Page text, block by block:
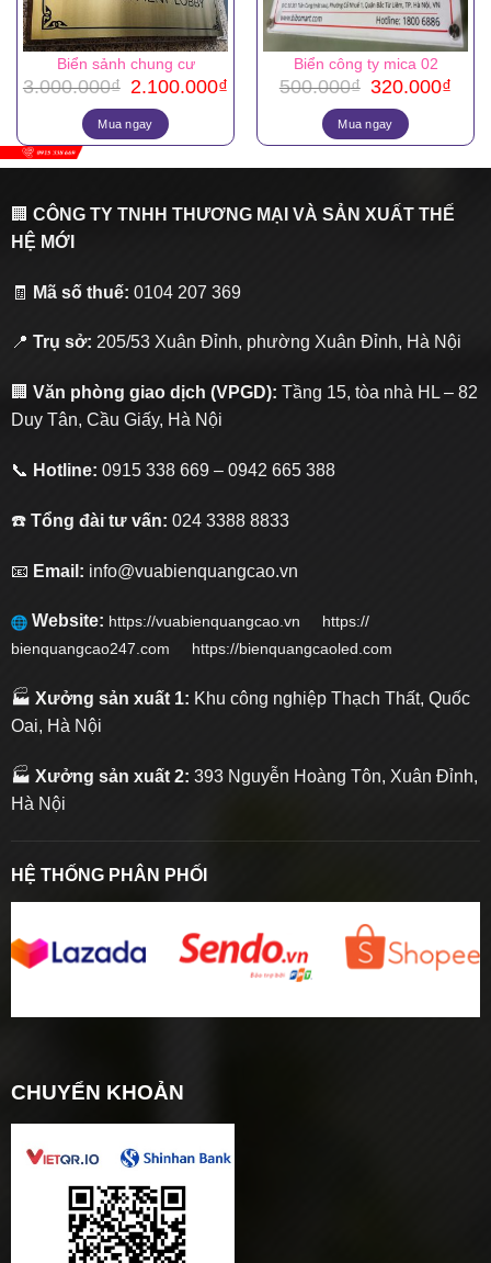
Biển sảnh chung cư
3.000.000₫ Giá
gốc
là:
3.000.000₫.
2.100.000₫
là:
2.100.000₫.
Mua ngay
Biển công ty mica 02
500.000₫ Giá
gốc
là:
500.000₫.
320.000₫
là:
Mua ngay
🏢 CÔNG TY TNHH THƯƠNG MẠI VÀ SẢN XUẤT THẾ
HỆ MỚI
🧾 Mã số thuế: 0104 207 369
📍 Trụ sở: 205/53 Xuân Đỉnh, phường Xuân Đỉnh, Hà Nội
🏢 Văn phòng giao dịch (VPGD): Tầng 15, tòa nhà HL – 82
Duy Tân, Cầu Giấy, Hà Nội
📞 Hotline: 0915 338 669 – 0942 665 388
☎️ Tổng đài tư vấn: 024 3388 8833
📧 Email: info@vuabienquangcao.vn
Website: https://vuabienquangcao.vn https://
bienquangcao247.com https://bienquangcaoled.com
🏭 Xưởng sản xuất 1: Khu công nghiệp Thạch Thất, Quốc
Oai, Hà Nội
🏭 Xưởng sản xuất 2: 393 Nguyễn Hoàng Tôn, Xuân Đỉnh,
Hà Nội
HỆ THỐNG PHÂN PHỐI
CHUYỂN KHOẢN